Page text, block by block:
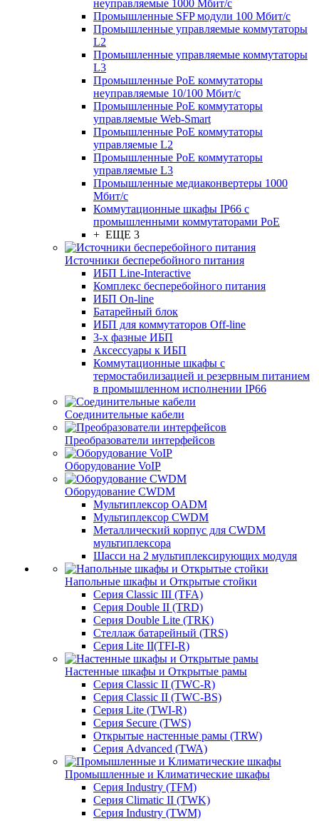
неуправляемые 1000 Мбит/с
Промышленные SFP модули 100 Мбит/c
Промышленные управляемые коммутаторы
L2
Промышленные управляемые коммутаторы
L3
Промышленные PoE коммутаторы
неуправляемые 10/100 Мбит/с
Промышленные PoE коммутаторы
управляемые Web-Smart
Промышленные PoE коммутаторы
управляемые L2
Промышленные PoE коммутаторы
управляемые L3
Промышленные медиаконвертеры 1000
Мбит/с
Коммутационные шкафы IP66 c
промышленными коммутаторами PoE
+ ЕЩЕ 3
Источники бесперебойного питания
ИБП Line-Interactive
Комплекс бесперебойного питания
ИБП On-line
Батарейный блок
ИБП для коммутаторов Off-line
3-х фазные ИБП
Аксессуары к ИБП
Коммутационные шкафы с
термостабилизацией и резервным питанием
в промышленном исполнении IP66
Соединительные кабели
Преобразователи интерфейсов
Оборудование VoIP
Оборудование CWDM
Мультиплекcор OADM
Мультиплексор CWDM
Металлический корпус для CWDM
мультиплексора
Шасси на 2 мультиплексирующих модуля
Напольные шкафы и Открытые стойки
Серия Classic III (TFA)
Серия Double II (TRD)
Серия Double Lite (TRK)
Стеллаж батарейный (TRS)
Серия Lite II(TFI-R)
Настенные шкафы и Открытые рамы
Серия Classic II (TWC-R)
Серия Classic II (TWC-BS)
Серия Lite (TWI-R)
Серия Secure (TWS)
Открытые настенные рамы (TRW)
Серия Advanced (TWA)
Промышленные и Климатические шкафы
Серия Industry (TFM)
Серия Climatic II (TWK)
Серия Industry (TWM)